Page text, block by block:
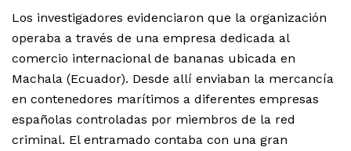
Los investigadores evidenciaron que la organización
operaba a través de una empresa dedicada al
comercio internacional de bananas ubicada en
Machala (Ecuador). Desde allí enviaban la mercancía
en contenedores marítimos a diferentes empresas
españolas controladas por miembros de la red
criminal. El entramado contaba con una gran